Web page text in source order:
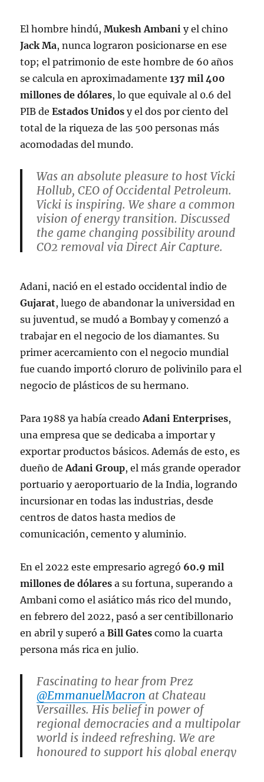
El hombre hindú,Mukesh Ambani y el chino
Jack Ma, nunca lograron posicionarse en ese
top; el patrimonio de este hombre de 60 años
se calcula en aproximadamente137 mil 400
millones de dólares, lo que equivale al 0.6 del
PIB de Estados Unidos y el dos por ciento del
total de la riqueza de las 500 personas más
acomodadas del mundo.
Was an absolute pleasure to host Vicki
Hollub, CEO of Occidental Petroleum.
Vicki is inspiring. We share a common
vision of energy transition. Discussed
the game changing possibility around
CO2 removal via Direct Air Capture.
— Gautam Adani (@gautam_adani)
August 11, 2022
Adani, nació en el estado occidental indio de
Gujarat, luego de abandonar la universidad en
su juventud, se mudó a Bombay y comenzó a
trabajar en el negocio de los diamantes. Su
primer acercamiento con el negocio mundial
fue cuando importó cloruro de polivinilo para el
negocio de plásticos de su hermano.
Para 1988 ya había creadoAdani Enterprises,
una empresa que se dedicaba a importar y
exportar productos básicos. Además de esto, es
dueño deAdani Group, el más grande operador
portuario y aeroportuario de la India, logrando
incursionar en todas las industrias, desde
centros de datos hasta medios de
comunicación, cemento y aluminio.
En el 2022 este empresario agregó 60.9 mil
millones de dólares a su fortuna, superando a
Ambani como el asiático más rico del mundo,
en febrero del 2022, pasó a ser centibillonario
en abril y superó aBill Gates como la cuarta
persona más rica en julio.
Fascinating to hear from Prez
@EmmanuelMacron at Chateau
Versailles. His belief in power of
regional democracies and a multipolar
world is indeed refreshing. We are
honoured to support his global energy